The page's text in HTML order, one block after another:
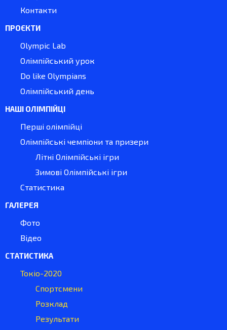
Контакти
ПРОЄКТИ
Olympic Lab
Олімпійський урок
Do like Olympians
Олімпійський день
НАШІ ОЛІМПІЙЦІ
Перші олімпійці
Олімпійські чемпіони та призери
Літні Олімпійські ігри
Зимові Олімпійські ігри
Статистика
ГАЛЕРЕЯ
Фото
Відео
СТАТИСТИКА
Токіо-2020
Спортсмени
Розклад
Результати